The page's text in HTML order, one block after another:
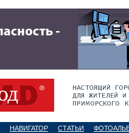
НАВИГАТОР СТАТЬИ